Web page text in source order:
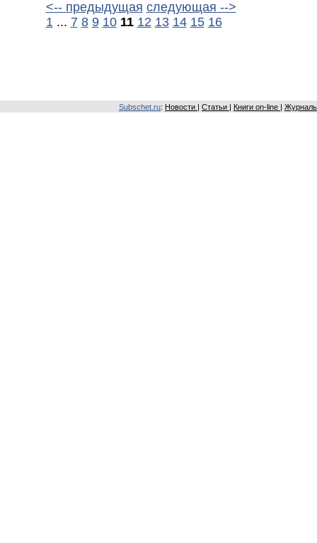
<-- предыдущая следующая -->
1... 7 8 9 10 11 12 13 14 15 16
Subschet.ru: Новости Статьи Книги on-line